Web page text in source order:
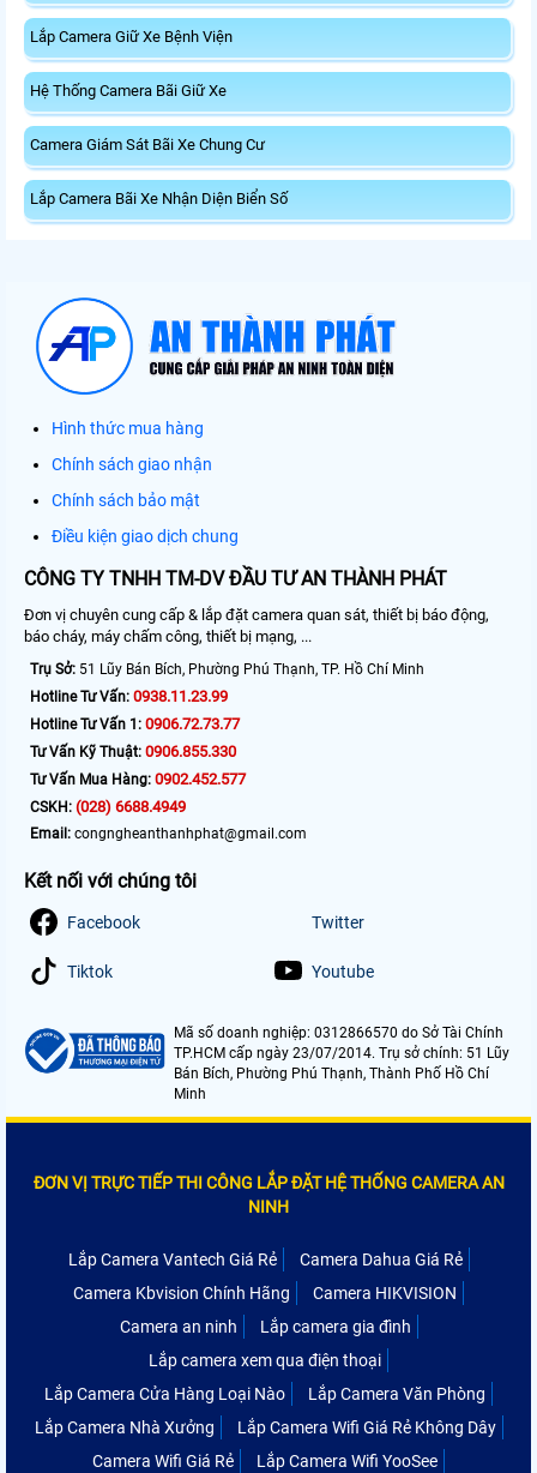
Lắp Camera Giữ Xe Bệnh Viện
Hệ Thống Camera Bãi Giữ Xe
Camera Giám Sát Bãi Xe Chung Cư
Lắp Camera Bãi Xe Nhận Diện Biển Số
Hình thức mua hàng
Chính sách giao nhận
Chính sách bảo mật
Điều kiện giao dịch chung
CÔNG TY TNHH TM-DV ĐẦU TƯ AN THÀNH PHÁT
Đơn vị chuyên cung cấp & lắp đặt camera quan sát, thiết bị báo động,
báo cháy, máy chấm công, thiết bị mạng, ...
Trụ Sở: 51 Lũy Bán Bích, Phường Phú Thạnh, TP. Hồ Chí Minh
Hotline Tư Vấn: 0938.11.23.99
Hotline Tư Vấn 1: 0906.72.73.77
Tư Vấn Kỹ Thuật: 0906.855.330
Tư Vấn Mua Hàng: 0902.452.577
CSKH: (028) 6688.4949
Email: congngheanthanhphat@gmail.com
Kết nối với chúng tôi
Facebook Twitter
Tiktok Youtube
Mã số doanh nghiệp: 0312866570 do Sở Tài Chính
TP.HCM cấp ngày 23/07/2014. Trụ sở chính: 51 Lũy
Bán Bích, Phường Phú Thạnh, Thành Phố Hồ Chí
Minh
ĐƠN VỊ TRỰC TIẾP THI CÔNG LẮP ĐẶT HỆ THỐNG CAMERA AN
NINH
Lắp Camera Vantech Giá Rẻ
Camera Dahua Giá Rẻ
Camera Kbvision Chính Hãng
Camera HIKVISION
Camera an ninh
Lắp camera gia đình
Lắp camera xem qua điện thoại
Lắp Camera Cửa Hàng Loại Nào
Lắp Camera Văn Phòng
Lắp Camera Nhà Xưởng
Lắp Camera Wifi Giá Rẻ Không Dây
Camera Wifi Giá Rẻ
Lắp Camera Wifi YooSee